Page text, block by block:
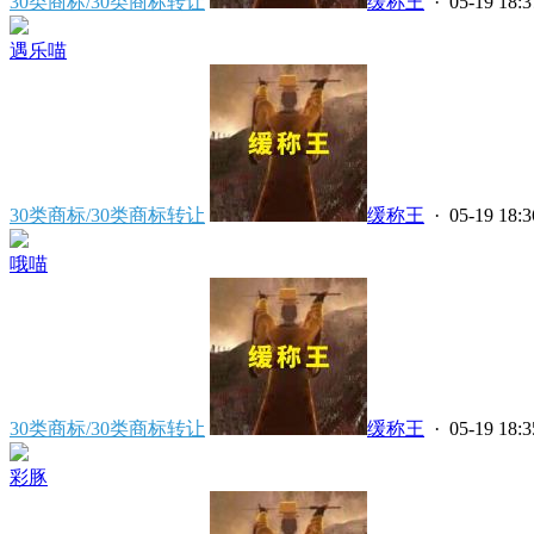
遇乐喵
30类商标/30类商标转让 缓称王 · 05-19
哦喵
30类商标/30类商标转让 缓称王 · 05-19
彩豚